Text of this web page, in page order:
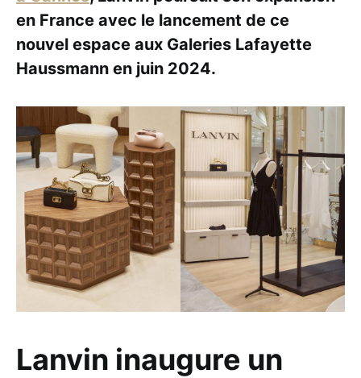
en France avec le lancement de ce
nouvel espace aux Galeries Lafayette
Haussmann en juin 2024.
Lanvin inaugure un